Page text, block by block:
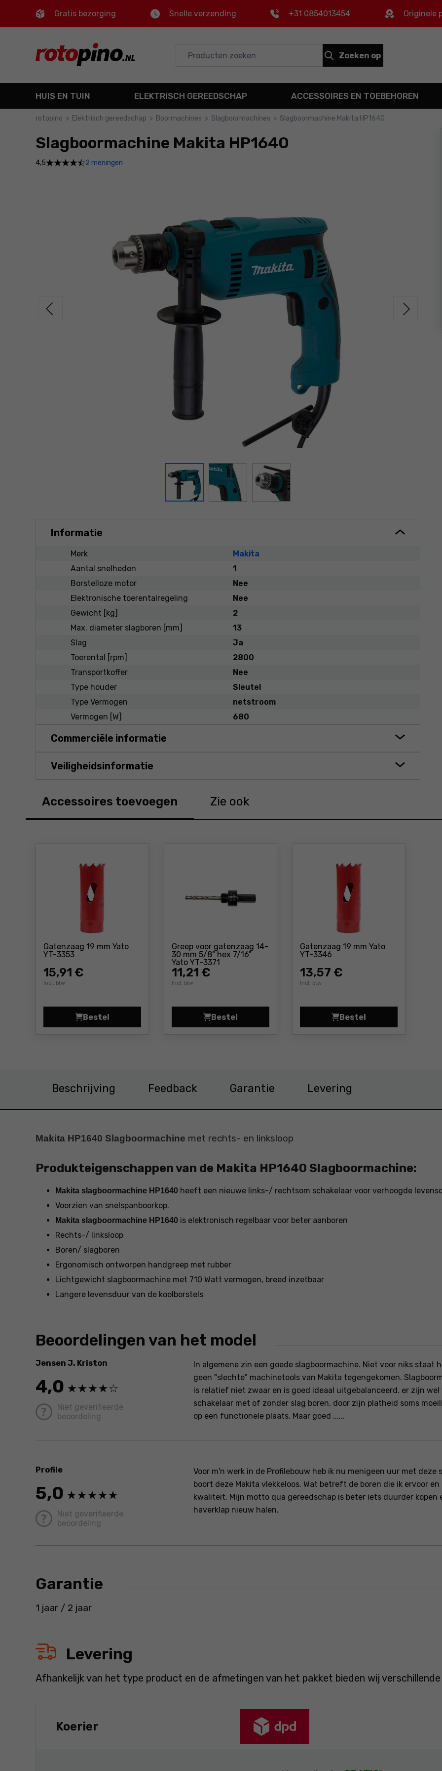
Control M
Hoofdmenu
Bestel
Voettekst
Gratis bezorging Snelle verzending +31 0854013454 Originele
Zoeken op
HUIS EN TUIN ELEKTRISCH GEREEDSCHAP ACCESSOIRES EN TOEBEHOREN
rotopino > Elektrisch gereedschap > Boormachines > Slagboormachines > Slagboormachine Makita HP1640
Slagboormachine Makita HP1640
4,5 2 meningen
Informatie
Merk
Makita
Aantal snelheden
1
Borstelloze motor
Nee
Elektronische toerentalregeling
Nee
Gewicht [kg]
2
Max. diameter slagboren [mm]
13
Slag
Ja
Toerental [rpm]
2800
Transportkoffer
Nee
Type houder
Sleutel
Type Vermogen
netstroom
Vermogen [W]
680
Commerciële informatie
Veiligheidsinformatie
Accessoires toevoegen Zie ook
Gatenzaag 19 mm Yato
YT-3353Prijs: 15 ,91 €
15,91 €
Incl. btw
Bestel
Gatenzaag 19 mm Yato YT-3353 Prijs 15,91 €
Greep voor gatenzaag 14-
30 mm 5/8" hex 7/16"
Yato YT-3371
11,21 €
Incl. btw
Bestel
Greep voor gatenzaag 14-30 mm 5/8" hex 7/16" Yato
Gatenzaag 19 mm Yato
YT-3346 Prijs: 13 ,57 €
13,57 €
Incl. btw
Bestel
Gatenzaag 19 mm
Beschrijving Feedback Garantie Levering
Makita HP1640 Slagboormachine met rechts- en linksloop
Produkteigenschappen van de Makita HP1640 Slagboormachine:
Makita slagboormachine HP1640 heeft een nieuwe links-/ rechtsom schakelaar voor verhoogde
Voorzien van snelspanboorkop.
Makita slagboormachine HP1640 is elektronisch regelbaar voor beter aanboren
Rechts-/ linksloop
Boren/ slagboren
Ergonomisch ontworpen handgreep met rubber
Lichtgewicht slagboormachine met 710 Watt vermogen, breed inzetbaar
Langere levensduur van de koolborstels
Beoordelingen van het model
Jensen J. Kriston
4,0
Niet geverifieerde
beoordeling
In algemene zin een goede slagboormachine. Niet voor niks staat
geen "slechte" machinetools van Makita tegengekomen.
is relatief niet zwaar en is goed ideaal uitgebalanceerd. er zijn
schakelaar met of zonder slag boren, door zijn platheid soms
op een functionele plaats. Maar goed ......
Profile
5,0
Niet geverifieerde
beoordeling
Voor m'n werk in de Profilebouw heb ik nu menigeen uur met
boort deze Makita vlekkeloos. Wat betreft de boren die ik ervoor
kwaliteit. Mijn motto qua gereedschap is beter iets duurder
haverklap nieuw halen.
Garantie
1 jaar / 2 jaar
Levering
Afhankelijk van het type product en de afmetingen van het pakket bieden wij
Koerier